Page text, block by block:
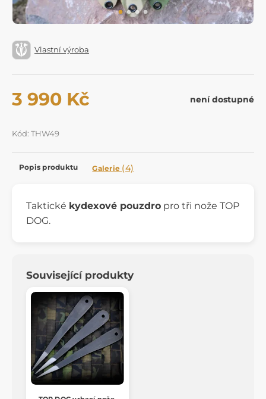
Vlastní výroba
3 990 Kč není dostupné
Kód: THW49
Popis produktu Galerie (4)
Taktické kydexové pouzdro pro tři nože TOP
DOG.
Související produkty